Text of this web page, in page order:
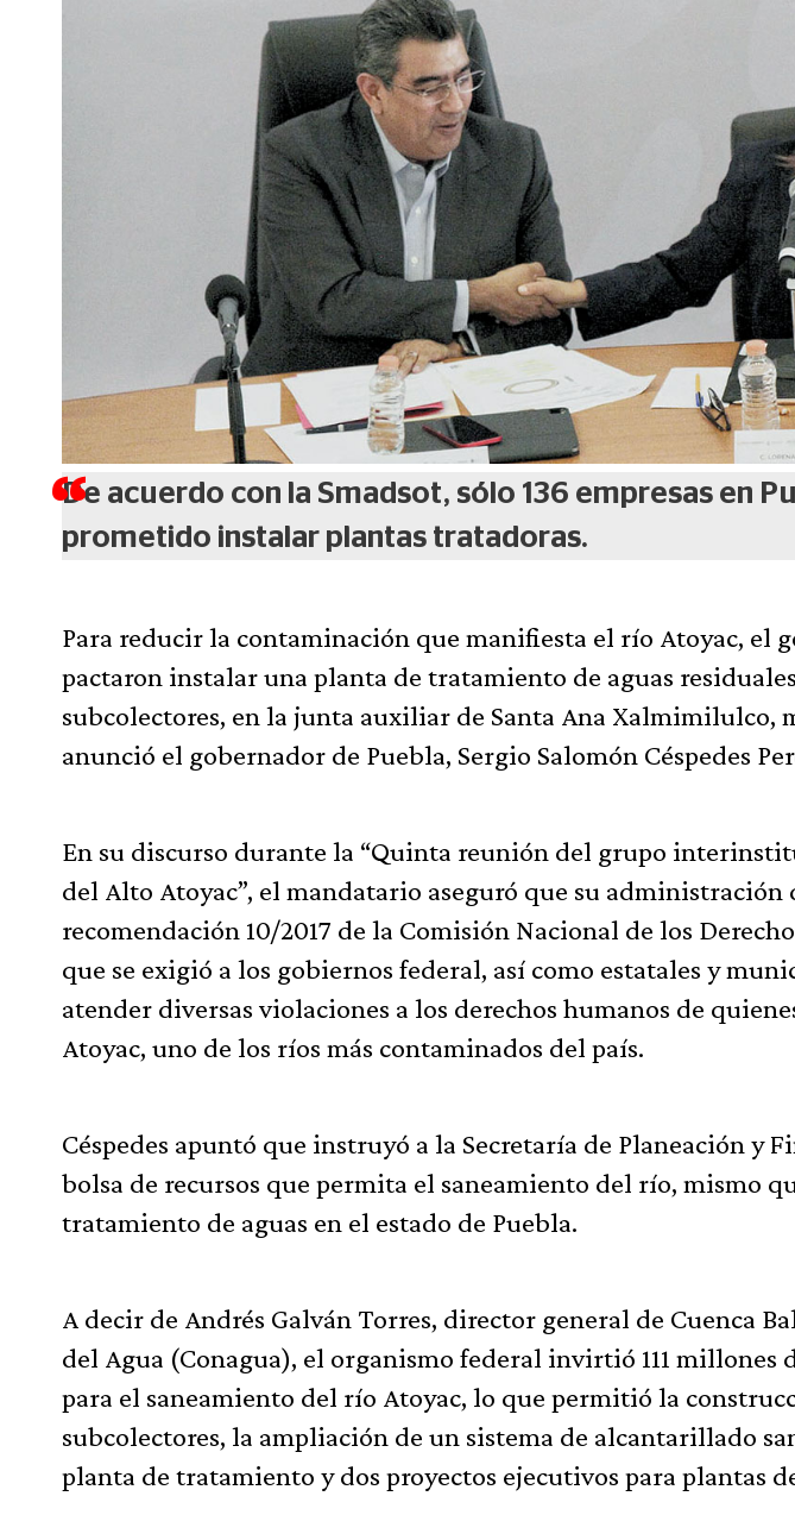
De acuerdo con la Smadsot, sólo 136 empresas en
prometido instalar plantas tratadoras.
Para reducir la contaminación que manifiesta el río Atoyac, el
pactaron instalar una planta de tratamiento de aguas
subcolectores, en la junta auxiliar de Santa Ana Xalmimilulco,
anunció el gobernador de Puebla, Sergio Salomón Céspedes
En su discurso durante la “Quinta reunión del grupo
del Alto Atoyac”, el mandatario aseguró que su
recomendación 10/2017 de la Comisión Nacional de los
que se exigió a los gobiernos federal, así como estatales y
atender diversas violaciones a los derechos humanos de
Atoyac, uno de los ríos más contaminados del país.
Céspedes apuntó que instruyó a la Secretaría de Planeación y
bolsa de recursos que permita el saneamiento del río, mismo
tratamiento de aguas en el estado de Puebla.
A decir de Andrés Galván Torres, director general de Cuenca
del Agua (Conagua), el organismo federal invirtió 111 millones
para el saneamiento del río Atoyac, lo que permitió la
subcolectores, la ampliación de un sistema de alcantarillado
planta de tratamiento y dos proyectos ejecutivos para plantas